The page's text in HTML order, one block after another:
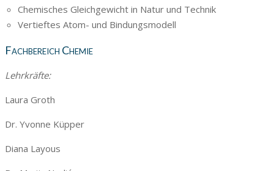
Chemisches Gleichgewicht in Natur und Technik
Vertieftes Atom- und Bindungsmodell
Fachbereich Chemie
Lehrkräfte:
Laura Groth
Dr. Yvonne Küpper
Diana Layous